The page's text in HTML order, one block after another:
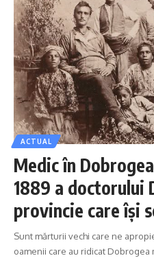
ACTUAL
Medic în
1889 a doctorului
provincie care își
Sunt mărturii vechi care ne
oamenii care au ridicat